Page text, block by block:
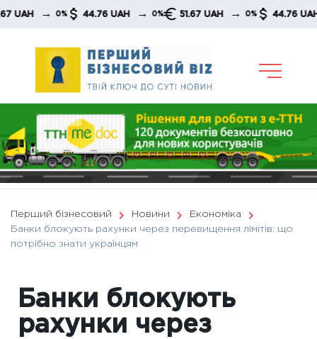
Skip
→ 0% 44.76 UAH → 0% 51.67 UAH → 0% 44.76 UAH →
Перший бізнесовий Новини
Економіка
Банки блокують рахунки через перевищення лімітів: що
потрібно знати українцям
Банки блокують
рахунки через